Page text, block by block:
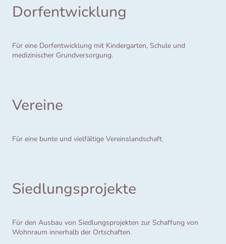
Dorfentwicklung
Für eine Dorfentwicklung mit Kindergarten, Schule und
medizinischer Grundversorgung.
Vereine
Für eine bunte und vielfältige Vereinslandschaft.
Siedlungsprojekte
Für den Ausbau von Siedlungsprojekten zur Schaffung von
Wohnraum innerhalb der Ortschaften.